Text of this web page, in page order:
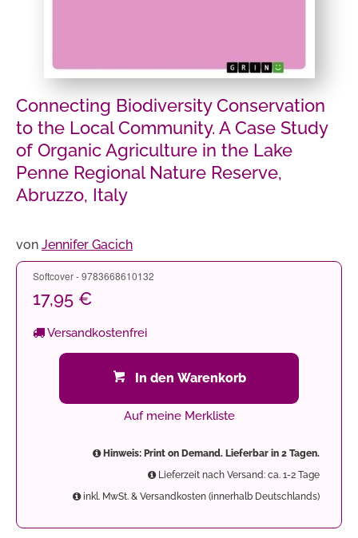
Connecting Biodiversity Conservation
to the Local Community. A Case Study
of Organic Agriculture in the Lake
Penne Regional Nature Reserve,
Abruzzo, Italy
von Jennifer Gacich
Softcover - 9783668610132
17,95 €
Versandkostenfrei
In den Warenkorb
Auf meine Merkliste
Hinweis: Print on Demand. Lieferbar in 2 Tagen.
Lieferzeit nach Versand: ca. 1-2 Tage
inkl. MwSt. & Versandkosten (innerhalb Deutschlands)